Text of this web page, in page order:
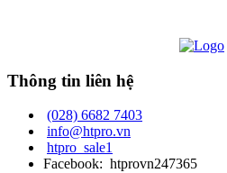
Thông tin liên hệ
(028) 6682 7403
info@htpro.vn
htpro_sale1
Facebook: htprovn247365